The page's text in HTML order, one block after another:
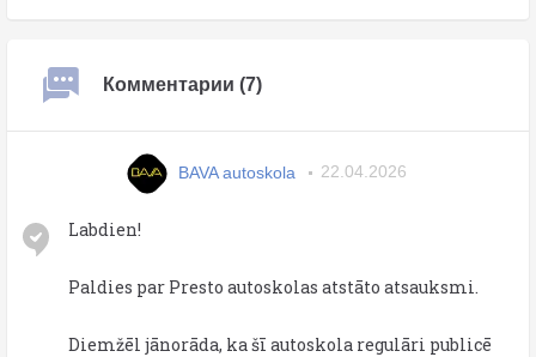
Комментарии (7)
BAVA autoskola 22.04.2026
Labdien!
Paldies par Presto autoskolas atstāto atsauksmi.
Diemžēl jānorāda, ka šī autoskola regulāri publicē